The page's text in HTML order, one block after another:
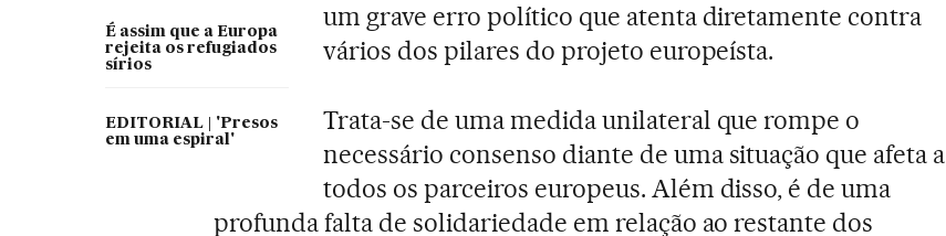
É assim que a Europa
rejeita os refugiados
sírios
EDITORIAL | 'Presos
em uma espiral'
um grave erro político que atenta diretamente contra
vários dos pilares do projeto europeísta.
Trata-se de uma medida unilateral que rompe o
necessário consenso diante de uma situação que afeta a
todos os parceiros europeus. Além disso, é de uma
profunda falta de solidariedade em relação ao restante dos